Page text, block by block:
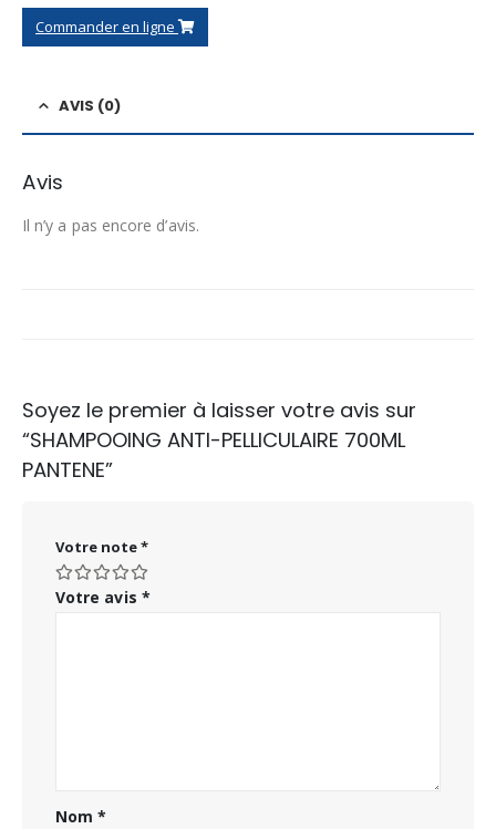
Commander en ligne
AVIS (0)
Avis
Il n’y a pas encore d’avis.
Soyez le premier à laisser votre avis sur
“SHAMPOOING ANTI-PELLICULAIRE 700ML
PANTENE”
Votre note*
Votre avis *
Nom*